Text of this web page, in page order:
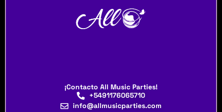
¡Contacto All Music Parties!
+5491176065710
info@allmusicparties.com